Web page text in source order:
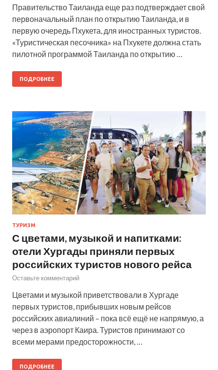
Правительство Таиланда еще раз подтверждает свой
первоначальный план по открытию Таиланда, и в
первую очередь Пхукета, для иностранных туристов.
«Туристическая песочника» на Пхукете должна стать
пилотной программой Таиланда по открытию …
ПОДРОБНЕЕ
ТУРИЗМ
С цветами, музыкой и напитками:
отели Хургады приняли первых
российских туристов нового рейса
Оставьте комментарий
Цветами и музыкой приветствовали в Хургаде
первых туристов, прибывших новым рейсов
российских авиалиний – пока всё ещё не напрямую, а
через в аэропорт Каира. Туристов принимают со
всеми мерами предосторожности, …
ПОДРОБНЕЕ